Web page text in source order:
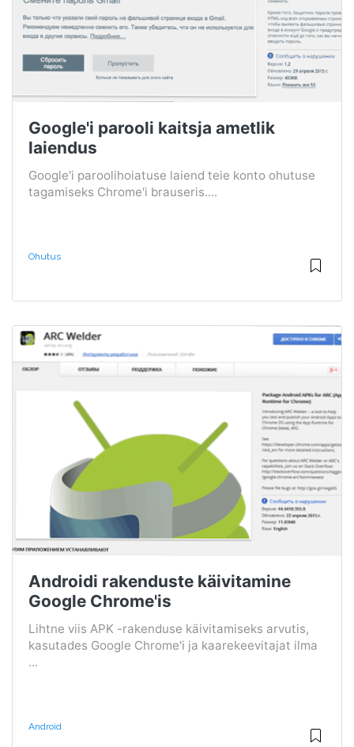
Google'i parooli kaitsja ametlik
laiendus
Google'i paroolihoiatuse laiend teie konto ohutuse
tagamiseks Chrome'i brauseris....
Ohutus
Androidi rakenduste käivitamine
Google Chrome'is
Lihtne viis APK -rakenduse käivitamiseks arvutis,
kasutades Google Chrome'i ja kaarekeevitajat ilma
...
Android